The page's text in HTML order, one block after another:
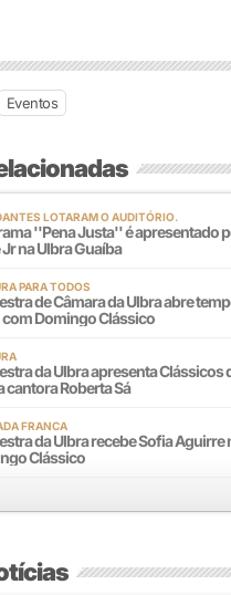
Eventos
LOTARAM O AUDITÓRIO.
''Pena Justa'' é apresentado
Jr na Ulbra Guaíba
PARA TODOS
de Câmara da Ulbra abre
Domingo Clássico
da Ulbra apresenta Clássicos
cantora Roberta Sá
FRANCA
da Ulbra recebe Sofia Aguirre
Clássico